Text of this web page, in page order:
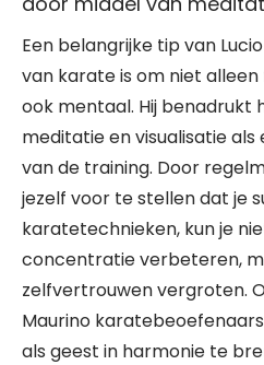
Een belangrijke tip van
van karate is om niet
ook mentaal. Hij benadrukt
meditatie en visualisatie
van de training. Door
jezelf voor te stellen dat je
karatetechnieken, kun je
concentratie verbeteren,
zelfvertrouwen vergroten.
Maurino
als geest in harmonie te